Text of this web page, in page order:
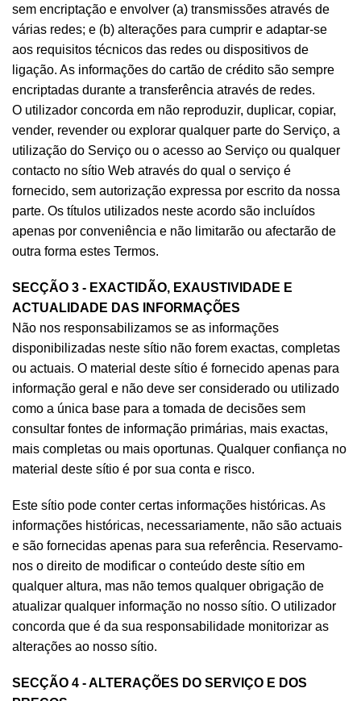
sem encriptação e envolver (a) transmissões através de
várias redes; e (b) alterações para cumprir e adaptar-se
aos requisitos técnicos das redes ou dispositivos de
ligação. As informações do cartão de crédito são sempre
encriptadas durante a transferência através de redes.
O utilizador concorda em não reproduzir, duplicar, copiar,
vender, revender ou explorar qualquer parte do Serviço, a
utilização do Serviço ou o acesso ao Serviço ou qualquer
contacto no sítio Web através do qual o serviço é
fornecido, sem autorização expressa por escrito da nossa
parte. Os títulos utilizados neste acordo são incluídos
apenas por conveniência e não limitarão ou afectarão de
outra forma estes Termos.
SECÇÃO 3 - EXACTIDÃO, EXAUSTIVIDADE E
ACTUALIDADE DAS INFORMAÇÕES
Não nos responsabilizamos se as informações
disponibilizadas neste sítio não forem exactas, completas
ou actuais. O material deste sítio é fornecido apenas para
informação geral e não deve ser considerado ou utilizado
como a única base para a tomada de decisões sem
consultar fontes de informação primárias, mais exactas,
mais completas ou mais oportunas. Qualquer confiança no
material deste sítio é por sua conta e risco.
Este sítio pode conter certas informações históricas. As
informações históricas, necessariamente, não são actuais
e são fornecidas apenas para sua referência. Reservamo-
nos o direito de modificar o conteúdo deste sítio em
qualquer altura, mas não temos qualquer obrigação de
atualizar qualquer informação no nosso sítio. O utilizador
concorda que é da sua responsabilidade monitorizar as
alterações ao nosso sítio.
SECÇÃO 4 - ALTERAÇÕES DO SERVIÇO E DOS